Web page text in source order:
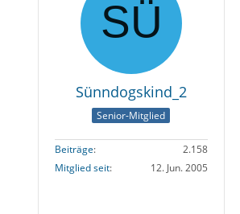
Sünndogskind_2
Senior-Mitglied
Beiträge
2.158
Mitglied seit
12. Jun. 2005